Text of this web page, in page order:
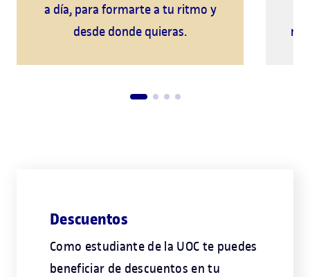
a día, para formarte a tu ritmo y
desde donde quieras.
Descuentos
Como estudiante de la UOC te puedes
beneficiar de descuentos en tu